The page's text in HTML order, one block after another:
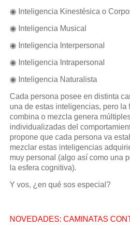
◉ Inteligencia Kinestésica o
◉ Inteligencia Musical
◉ Inteligencia Interpersonal
◉ Inteligencia Intrapersonal
◉ Inteligencia Naturalista
Cada persona posee en distinta
una de estas inteligencias, pero la
combina o mezcla genera
individualizadas del
propone que cada persona va
mezclar estas inteligencias
muy personal (algo así como una
la esfera cognitiva).
Y vos, ¿en qué sos especial?
NOVEDADES: CAMINATAS